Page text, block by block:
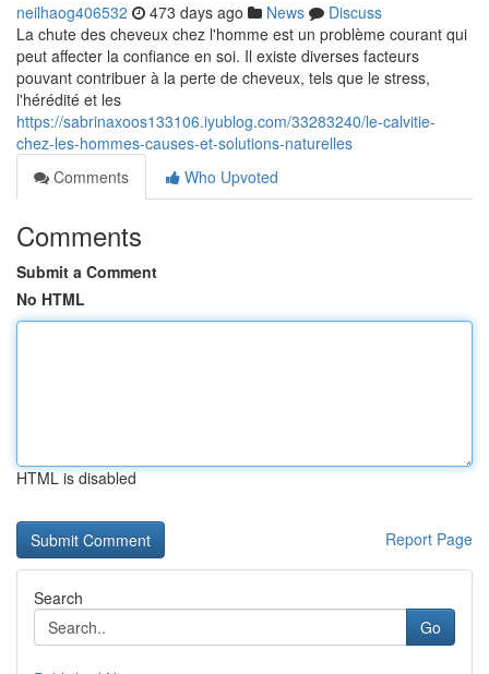
neilhaog406532 473 days ago News
Discuss
La chute des cheveux chez l'homme est un problème courant qui
peut affecter la confiance en soi. Il existe diverses facteurs
pouvant contribuer à la perte de cheveux, tels que le stress,
l'hérédité et les
https://sabrinaxoos133106.iyublog.com/33283240/le-calvitie-
chez-les-hommes-causes-et-solutions-naturelles
Comments
Who Upvoted
Comments
Submit a Comment
No HTML
HTML is disabled
Report Page
Search
Go